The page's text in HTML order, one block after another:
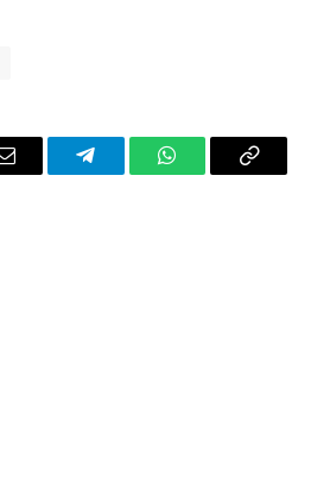
Email TelegramWhatsAppCopy